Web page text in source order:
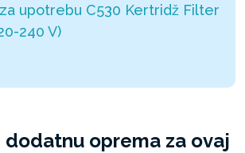
upotrebu C530 Kertridž Filter
240 V)
oprema za ovaj